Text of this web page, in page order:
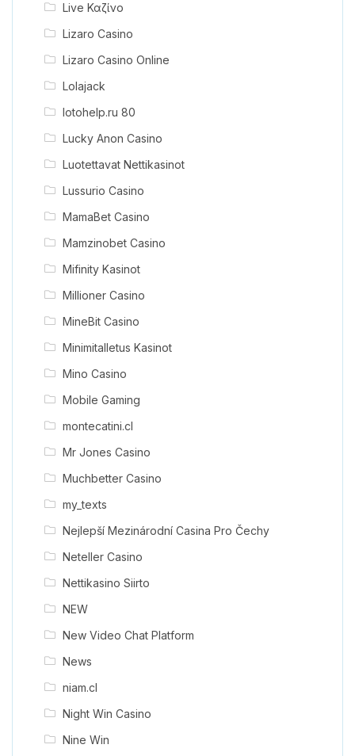
Live Καζίνο
Lizaro Casino
Lizaro Casino Online
Lolajack
lotohelp.ru 80
Lucky Anon Casino
Luotettavat Nettikasinot
Lussurio Casino
MamaBet Casino
Mamzinobet Casino
Mifinity Kasinot
Millioner Casino
MineBit Casino
Minimitalletus Kasinot
Mino Casino
Mobile Gaming
montecatini.cl
Mr Jones Casino
Muchbetter Casino
my_texts
Nejlepší Mezinárodní Casina Pro Čechy
Neteller Casino
Nettikasino Siirto
NEW
New Video Chat Platform
News
niam.cl
Night Win Casino
Nine Win